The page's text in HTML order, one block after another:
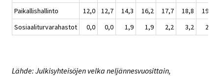
Paikallishallinto
12,0 12,7 14,3 16,2 17,7 18,8
19,6
Sosiaaliturvarahastot
0,0 0,0 1,9 1,9 2,2 3,2 2,4
Lähde: Julkisyhteisöjen velka neljännesvuosittain,